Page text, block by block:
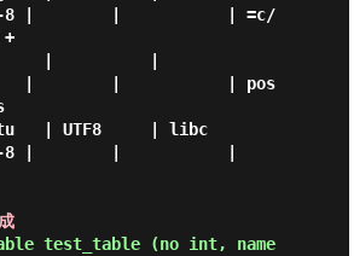
8 |        |           | =c/
|        |           | pos
8 |        |           |
test_table (no int, name